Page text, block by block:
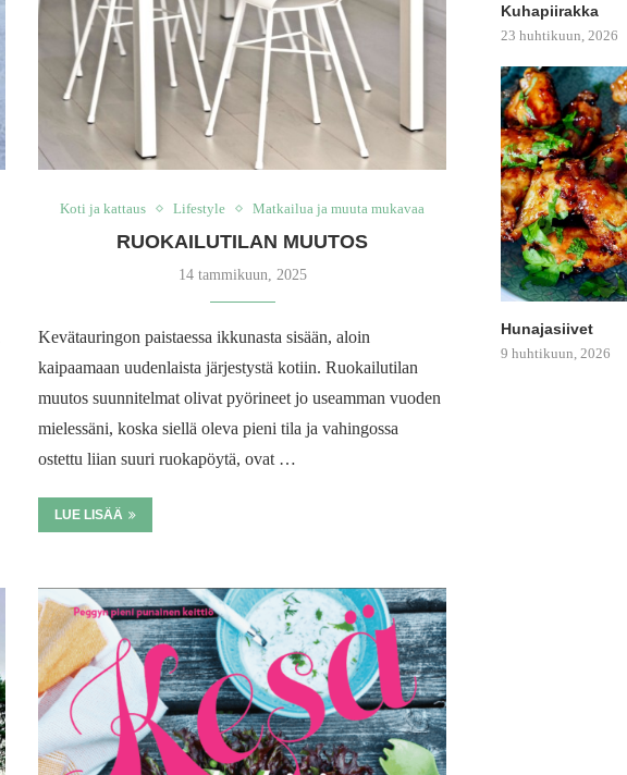
Koti ja kattaus Lifestyle Matkailua ja muuta mukavaa
RUOKAILUTILAN MUUTOS
14 tammikuun, 2025
Kevätauringon paistaessa ikkunasta sisään, aloin
kaipaamaan uudenlaista järjestystä kotiin. Ruokailutilan
muutos suunnitelmat olivat pyörineet jo useamman vuoden
mielessäni, koska siellä oleva pieni tila ja vahingossa
ostettu liian suuri ruokapöytä, ovat …
LUE LISÄÄ
Kuhapiirakka
23 huhtikuun, 2026
Hunajasiivet
9 huhtikuun, 2026